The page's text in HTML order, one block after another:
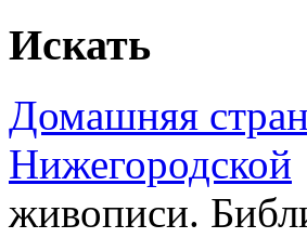
Искать
Домашняя
Нижегородской
живописи.